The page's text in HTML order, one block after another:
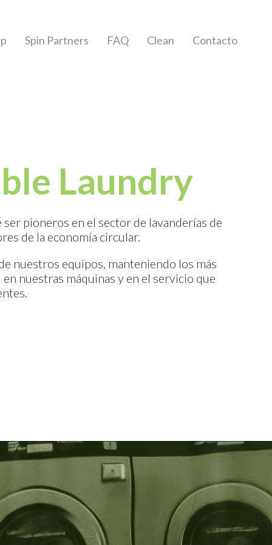
Spin Partners FAQ Clean Contacto
Laundry
pioneros en el sector de lavanderías de
de la economía circular.
nuestros equipos, manteniendo los más
nuestras máquinas y en el servicio que